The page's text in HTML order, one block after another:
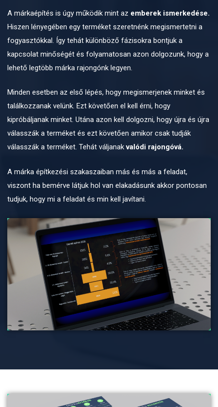
A márkaépítés is úgy működik mint az emberek ismerkedése.
Hiszen lényegében egy terméket szeretnénk megismertetni a
fogyasztókkal. Így tehát különböző fázisokra bontjuk a
kapcsolat minőségét és folyamatosan azon dolgozunk, hogy a
lehető legtöbb márka rajongónk legyen.
Minden esetben az első lépés, hogy megismerjenek minket és
találkozzanak velünk. Ezt követően el kell érni, hogy
kipróbáljanak minket. Utána azon kell dolgozni, hogy újra és újra
válasszák a terméket és ezt követően amikor csak tudják
válasszák a terméket. Tehát váljanakvalódi rajongóvá.
A márka építkezési szakaszaiban más és más a feladat,
viszont ha bemérve látjuk hol van elakadásunk akkor pontosan
tudjuk, hogy mi a feladat és min kell javítani.